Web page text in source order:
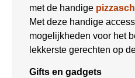
met de handige
Met deze handige
mogelijkheden voor het
lekkerste gerechten op
Gifts en gadgets